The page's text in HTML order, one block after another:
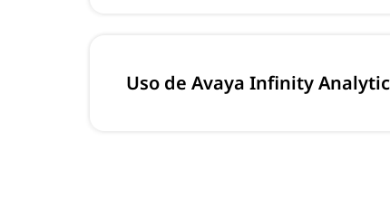
Uso de Avaya Infinity